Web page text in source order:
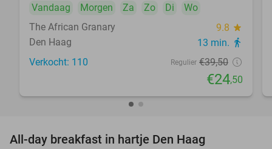
Vandaag
Morgen Za Zo Di
Wo
The African Granary
9.8 star
Den Haag 13 min. directions_walk
Verkocht: 110 Regulier €39,50
€24,50
All-day breakfast in hartje Den Haag